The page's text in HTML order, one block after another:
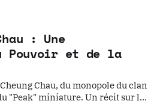
: Une
Pouvoir et de la
Chau, du monopole du clan
"Peak" miniature. Un récit sur la